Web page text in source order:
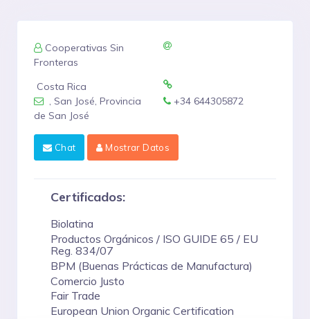
Cooperativas Sin
Fronteras
Costa Rica
, San José, Provincia
de San José
+34 644305872
Chat Mostrar Datos
Certificados:
Biolatina
Productos Orgánicos / ISO GUIDE 65 / EU
Reg. 834/07
BPM (Buenas Prácticas de Manufactura)
Comercio Justo
Fair Trade
European Union Organic Certification